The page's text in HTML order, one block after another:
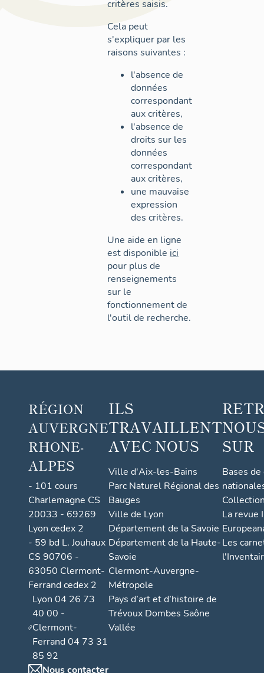
critères saisis.
Cela peut
s'expliquer par les
raisons suivantes :
l'absence de
données
correspondant
aux critères,
l'absence de
droits sur les
données
correspondant
aux critères,
une mauvaise
expression
des critères.
Une aide en ligne
est disponible ici
pour plus de
renseignements
sur le
fonctionnement de
l'outil de recherche.
RÉGION
AUVERGNE
RHONE-
ALPES
- 101 cours
Charlemagne CS
20033 - 69269
Lyon cedex 2
- 59 bd L. Jouhaux
CS 90706 -
63050 Clermont-
Ferrand cedex 2
Lyon 04 26 73
40 00 -
Clermont-
Ferrand 04 73 31
85 92
Nous contacter
ILS
TRAVAILLENT
AVEC NOUS
Ville d'Aix-les-Bains
Parc Naturel Régional des
Bauges
Ville de Lyon
Département de la Savoie
Département de la Haute-
Savoie
Clermont-Auvergne-
Métropole
Pays d’art et d’histoire de
Trévoux Dombes Saône
Vallée
SUR
Bases
La revue
Les